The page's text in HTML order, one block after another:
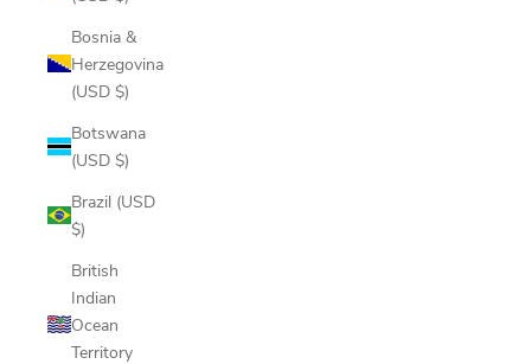
Bosnia &
Herzegovina
(USD $)
Botswana
(USD $)
Brazil (USD
$)
British
Indian
Ocean
Territory